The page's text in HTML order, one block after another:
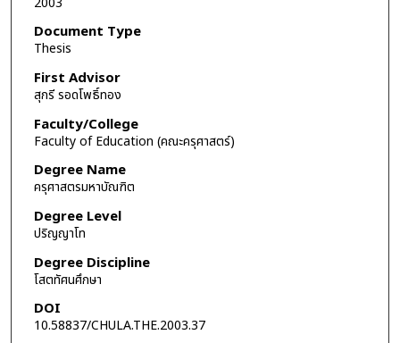
Document Type
Thesis
First Advisor
สุกรี รอดโพธิ์ทอง
Faculty/College
Faculty of Education (คณะครุศาสตร์)
Degree Name
ครุศาสตรมหาบัณฑิต
Degree Level
ปริญญาโท
Degree Discipline
โสตทัศนศึกษา
DOI
10.58837/CHULA.THE.2003.37